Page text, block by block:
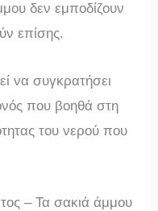
δεν εμποδίζουν
επίσης.
να συγκρατήσει
που βοηθά στη
του νερού που
– Τα σακιά άμμου